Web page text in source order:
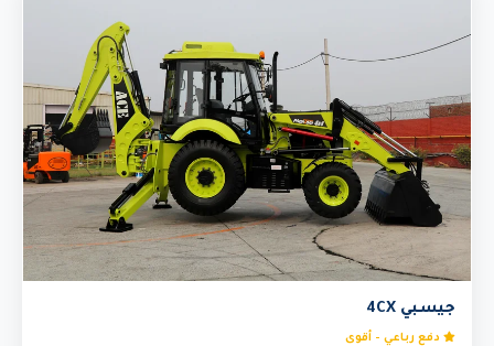
جيسبي 4CX
دفع رباعي - أقوى